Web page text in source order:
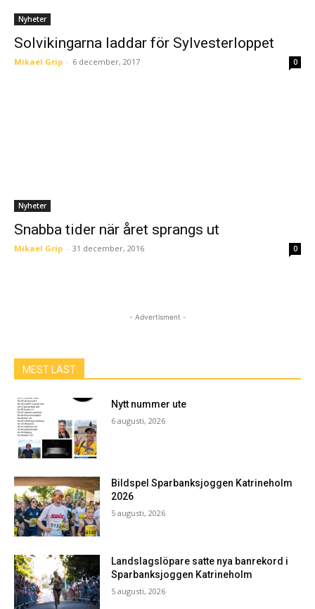
Nyheter
Solvikingarna laddar för Sylvesterloppet
Mikael Grip - 6 december, 2017 0
Nyheter
Snabba tider när året sprangs ut
Mikael Grip - 31 december, 2016 0
- Advertisment -
MEST LÄST
Nytt nummer ute
6 augusti, 2026
Bildspel Sparbanksjoggen Katrineholm
2026
5 augusti, 2026
Landslagslöpare satte nya banrekord i
Sparbanksjoggen Katrineholm
5 augusti, 2026